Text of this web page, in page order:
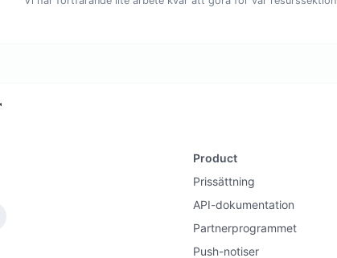
Product
Prissättning
API-dokumentation
Partnerprogrammet
Push-notiser